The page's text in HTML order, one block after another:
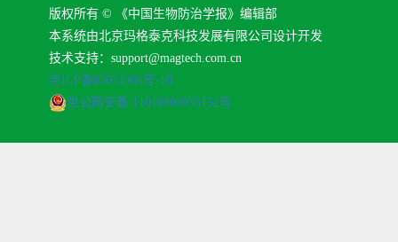
版权所有 © 《中国生物防治学报》编辑部
本系统由北京玛格泰克科技发展有限公司设计开发
技术支持：support@magtech.com.cn
京ICP备05034986号-10
京公网安备 11010802035152号